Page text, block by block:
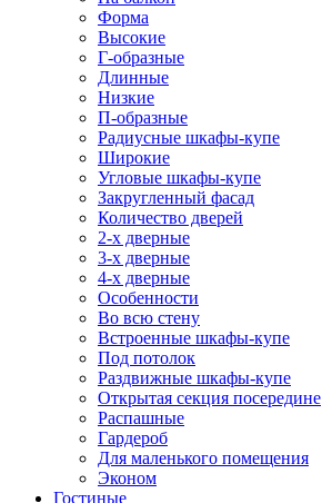
Форма
Высокие
Г-образные
Длинные
Низкие
П-образные
Радиусные шкафы-купе
Широкие
Угловые шкафы-купе
Закругленный фасад
Количество дверей
2-х дверные
3-х дверные
4-х дверные
Особенности
Во всю стену
Встроенные шкафы-купе
Под потолок
Раздвижные шкафы-купе
Открытая секция посередине
Распашные
Гардероб
Для маленького помещения
Эконом
Гостиные